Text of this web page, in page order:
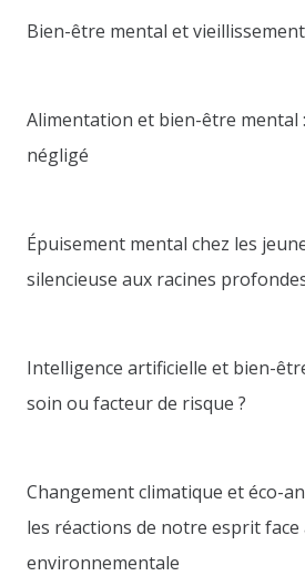
Bien-être mental et
Alimentation et bien-être mental
négligé
Épuisement mental chez les
silencieuse aux racines
Intelligence artificielle et bien-
soin ou facteur de risque ?
Changement climatique et éco-
les réactions de notre esprit face
environnementale